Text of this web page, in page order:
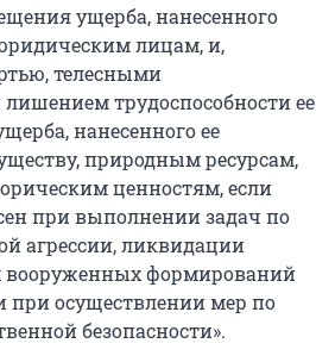
ущерба, нанесенного
лицам, и,
телесными
трудоспособности ее
нанесенного ее
природным ресурсам,
ценностям, если
при выполнении задач по
агрессии, ликвидации
вооруженных формирований
при осуществлении мер по
безопасности».